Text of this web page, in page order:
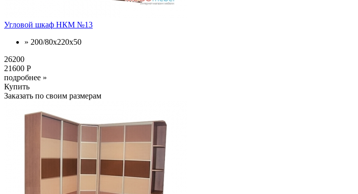
Угловой шкаф НКМ №13
» 200/80x220x50
26200
21600 Р
подробнее »
Купить
Заказать по своим размерам